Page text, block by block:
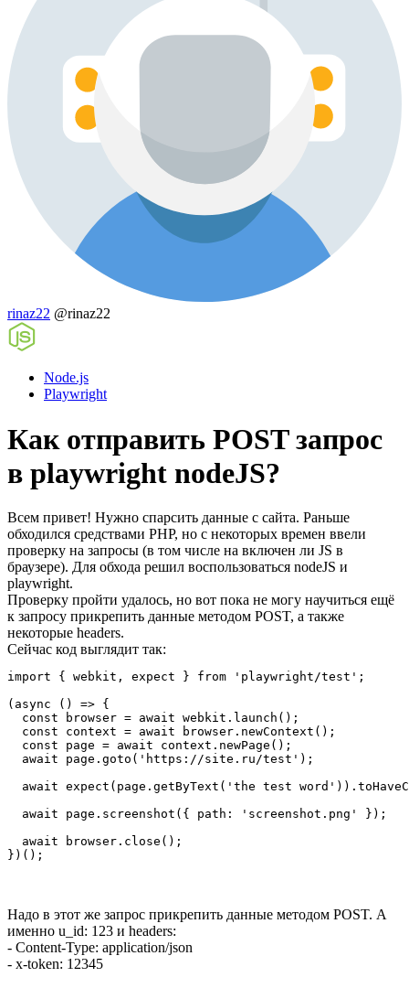
rinaz22 @rinaz22
Node.js
Playwright
Как отправить POST запрос
в playwright nodeJS?
Всем привет! Нужно спарсить данные с сайта. Раньше
обходился средствами PHP, но с некоторых времен ввели
проверку на запросы (в том числе на включен ли JS в
браузере). Для обхода решил воспользоваться nodeJS и
playwright.
Проверку пройти удалось, но вот пока не могу научиться ещё
к запросу прикрепить данные методом POST, а также
некоторые headers.
Сейчас код выглядит так:
import { webkit, expect } from 'playwright/test';
(async () => {
  const browser = await webkit.launch();
  const context = await browser.newContext();
  const page = await context.newPage();
  await page.goto('https://site.ru/test');
await expect(page.getByText('the test
  await page.screenshot({ path: 'screenshot.png' });
  await browser.close();
})();
Надо в этот же запрос прикрепить данные методом POST. А
именно u_id: 123 и headers:
- Content-Type: application/json
- x-token: 12345